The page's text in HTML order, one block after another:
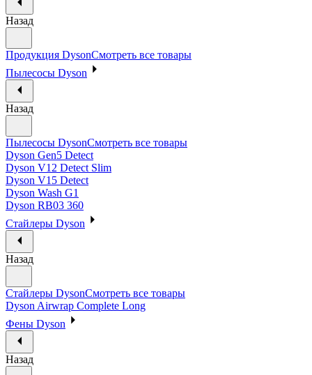
Назад
Продукция DysonСмотреть все товары
Пылесосы Dyson
Назад
Пылесосы DysonСмотреть все товары
Dyson Gen5 Detect
Dyson V12 Detect Slim
Dyson V15 Detect
Dyson Wash G1
Dyson RB03 360
Стайлеры Dyson
Назад
Стайлеры DysonСмотреть все товары
Dyson Airwrap Complete Long
Фены Dyson
Назад